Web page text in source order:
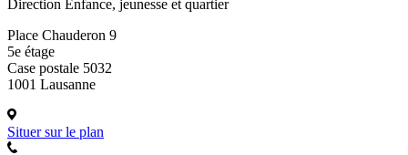
Direction Enfance, jeunesse et quartier
Place Chauderon 9
5e étage
Case postale 5032
1001 Lausanne
Situer sur le plan